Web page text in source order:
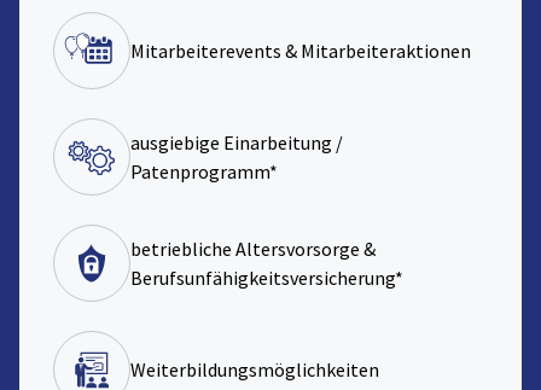
Mitarbeiterevents & Mitarbeiteraktionen
ausgiebige Einarbeitung /
Patenprogramm*
betriebliche Altersvorsorge &
Berufsunfähigkeitsversicherung*
Weiterbildungsmöglichkeiten